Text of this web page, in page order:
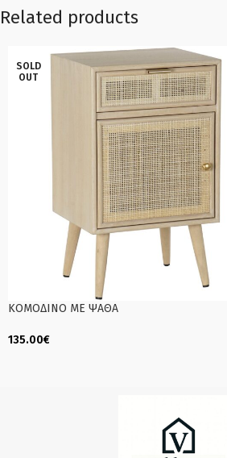
Related products
SOLD
OUT
ΚΟΜΟΔΙΝΟ ΜΕ ΨΑΘΑ
135.00€